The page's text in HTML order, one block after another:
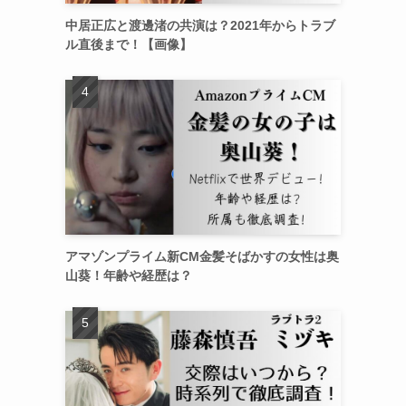
中居正広と渡邊渚の共演は？2021年からトラブ
ル直後まで！【画像】
アマゾンプライム新CM金髪そばかすの女性は奥
山葵！年齢や経歴は？